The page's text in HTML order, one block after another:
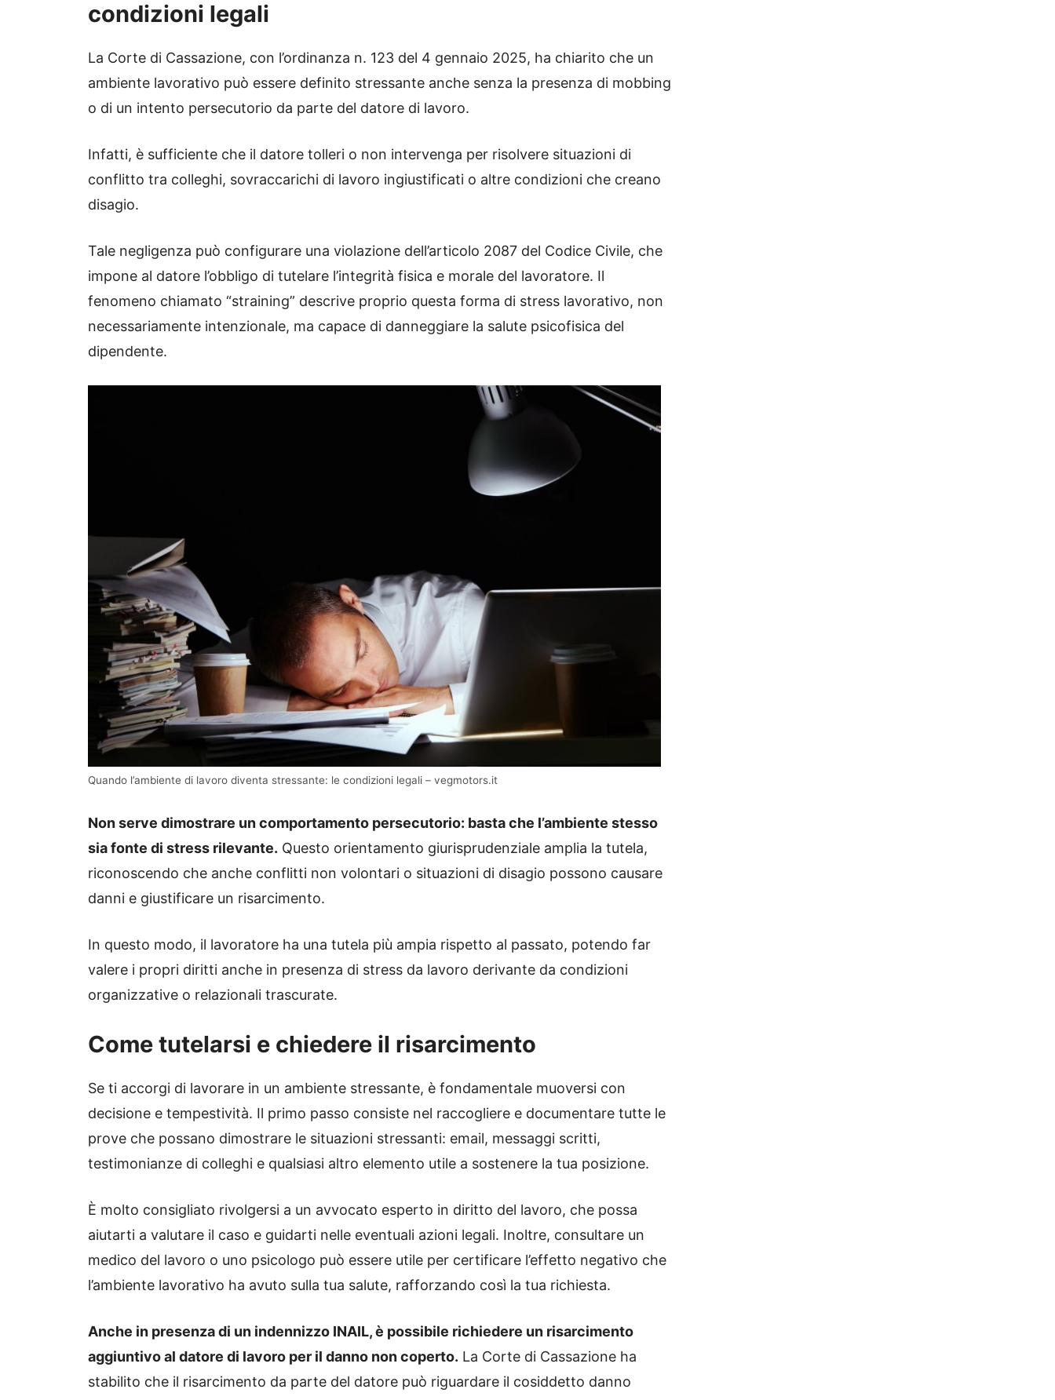
condizioni legali
La Corte di Cassazione, con l’ordinanza n. 123 del 4 gennaio 2025, ha chiarito che un
ambiente lavorativo può essere definito stressante anche senza la presenza di mobbing
o di un intento persecutorio da parte del datore di lavoro.
Infatti, è sufficiente che il datore tolleri o non intervenga per risolvere situazioni di
conflitto tra colleghi, sovraccarichi di lavoro ingiustificati o altre condizioni che creano
disagio.
Tale negligenza può configurare una violazione dell’articolo 2087 del Codice Civile, che
impone al datore l’obbligo di tutelare l’integrità fisica e morale del lavoratore. Il
fenomeno chiamato “straining” descrive proprio questa forma di stress lavorativo, non
necessariamente intenzionale, ma capace di danneggiare la salute psicofisica del
dipendente.
Quando l’ambiente di lavoro diventa stressante: le condizioni legali – vegmotors.it
Non serve dimostrare un comportamento persecutorio: basta che l’ambiente stesso
sia fonte di stress rilevante. Questo orientamento giurisprudenziale amplia la tutela,
riconoscendo che anche conflitti non volontari o situazioni di disagio possono causare
danni e giustificare un risarcimento.
In questo modo, il lavoratore ha una tutela più ampia rispetto al passato, potendo far
valere i propri diritti anche in presenza di stress da lavoro derivante da condizioni
organizzative o relazionali trascurate.
Come tutelarsi e chiedere il risarcimento
Se ti accorgi di lavorare in un ambiente stressante, è fondamentale muoversi con
decisione e tempestività. Il primo passo consiste nel raccogliere e documentare tutte le
prove che possano dimostrare le situazioni stressanti: email, messaggi scritti,
testimonianze di colleghi e qualsiasi altro elemento utile a sostenere la tua posizione.
È molto consigliato rivolgersi a un avvocato esperto in diritto del lavoro, che possa
aiutarti a valutare il caso e guidarti nelle eventuali azioni legali. Inoltre, consultare un
medico del lavoro o uno psicologo può essere utile per certificare l’effetto negativo che
l’ambiente lavorativo ha avuto sulla tua salute, rafforzando così la tua richiesta.
Anche in presenza di un indennizzo INAIL, è possibile richiedere un risarcimento
aggiuntivo al datore di lavoro per il danno non coperto. La Corte di Cassazione ha
stabilito che il risarcimento da parte del datore può riguardare il cosiddetto danno